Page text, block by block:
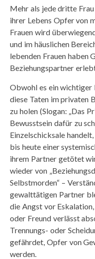
Mehr als jede dritte
ihrer Lebens Opfer von
Frauen wird
und im häuslichen
lebenden Frauen haben
Beziehungspartner
Obwohl es ein wichtiger
diese Taten im privaten
zu holen (Slogan: „Das
Bewusstsein dafür zu
Einzelschicksale
bis heute einer
ihrem Partner getötet
wieder von
Selbstmorden“ –
gewalttätigen Partner
die Angst vor
oder Freund verlässt
Trennungs- oder
gefährdet, Opfer von
werden.